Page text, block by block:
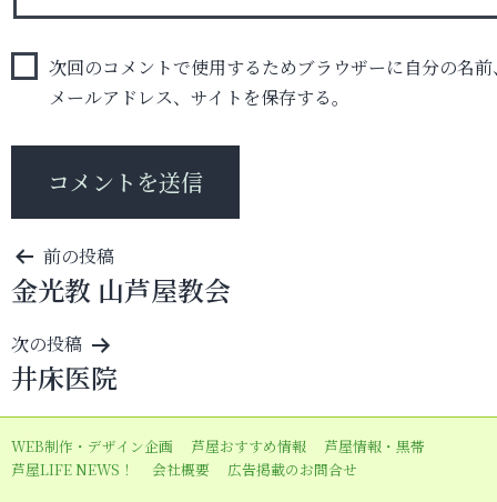
次回のコメントで使用するためブラウザーに自分の名前
メールアドレス、サイトを保存する。
投
稿
ナ
ビ
ゲ
ー
シ
前の投稿
金光教 山芦屋教会
次の投稿
井床医院
WEB制作・デザイン企画 芦屋おすすめ情報
芦屋情報・黒帯
芦屋LIFE NEWS！
会社概要 広告掲載のお問合せ